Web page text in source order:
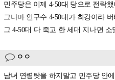
민주당은 이제 4-50대 당으로 전락
그나마 인구수 4-50대가 최강이라 버
그 4-50대 다 죽고 한 세대 지나면 소
ㅇㅇ
남녀 연령탓을 하지말고 민주당 안